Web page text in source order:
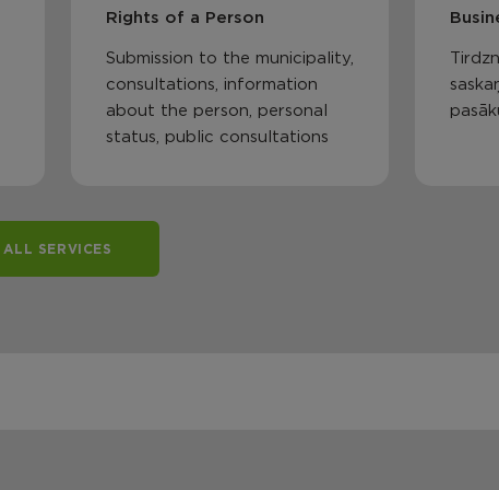
Rights of a Person
Submission to the municipality,
consultations, information
about the person, personal
status, public consultations
ALL SERVICES